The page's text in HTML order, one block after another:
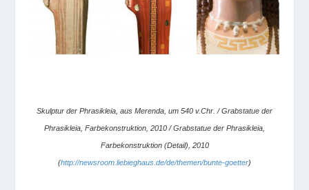
Skulptur der Phrasikleia, aus Merenda, um 540 v.Chr. / Grabstatue der
Phrasikleia, Farbekonstruktion, 2010 / Grabstatue der Phrasikleia,
Farbekonstruktion (Detail), 2010
(http://newsroom.liebieghaus.de/de/themen/bunte-goetter)